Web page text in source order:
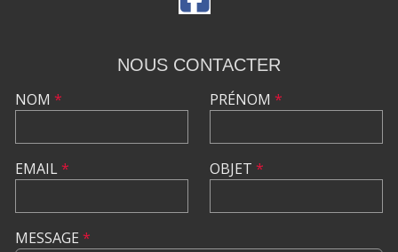
NOUS CONTACTER
NOM *
EMAIL*
PRÉNOM *
OBJET *
MESSAGE *